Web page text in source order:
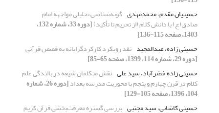
حسینیان مقدم، محمدمهدی گونه‌شناسی تحلیلی مواجهه امام
صادق(ع) با دانش کلام (از تحریم تا تأکید) [دوره 33، شماره 132،
1403، صفحه 115-136]
حسینی زاده، عبدالمجید نقد رویکرد کارکردگرایانه به قصص قرآنی
[دوره 29، شماره 114، 1399، صفحه 65-85]
حسینی زاده خضرآباد، سید علی نقش متکلمان شیعه در بالندگی علم
کلام در قرن چهارم و پنجم با محوریت مدرسه بغداد [دوره 26، شماره
104، 1396، صفحه 105-129]
حسینی کاشانی، سید مجتبی بررسی گستره معرفت‌بخشی قرآن کریم